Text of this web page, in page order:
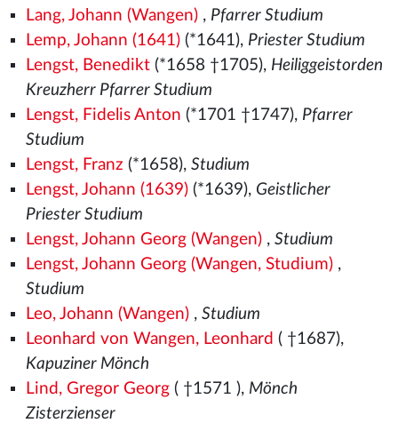
Lang, Johann (Wangen), Pfarrer Studium
Lemp, Johann (1641)(*1641), Priester Studium
Lengst, Benedikt(*1658 †1705), Heiliggeistorden
Kreuzherr Pfarrer Studium
Lengst, Fidelis Anton (*1701 †1747), Pfarrer
Studium
Lengst, Franz (*1658), Studium
Lengst, Johann (1639)(*1639), Geistlicher
Priester Studium
Lengst, Johann Georg (Wangen), Studium
Lengst, Johann Georg (Wangen, Studium),
Studium
Leo, Johann (Wangen), Studium
Leonhard von Wangen, Leonhard ( †1687),
Kapuziner Mönch
Lind, Gregor Georg( †1571 ), Mönch
Zisterzienser